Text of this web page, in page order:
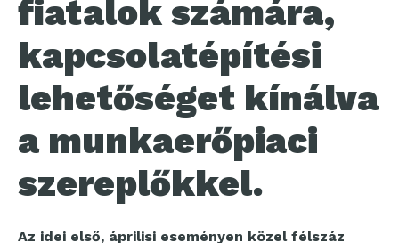
fiatalok számára,
kapcsolatépítési
lehetőséget kínálva
a munkaerőpiaci
szereplőkkel.
Az idei első, áprilisi eseményen közel félszáz